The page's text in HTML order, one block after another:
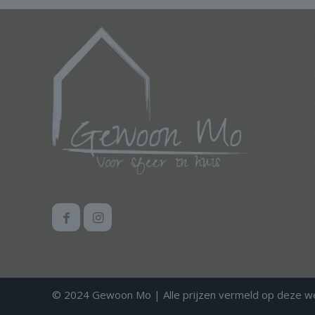
© 2024 Gewoon Mo | Alle prijzen vermeld op deze